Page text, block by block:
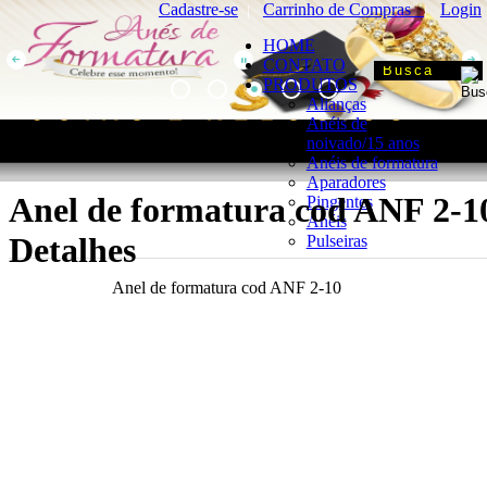
Cadastre-se Carrinho de Compras|
Login
HOME
CONTATO
PRODUTOS
Alianças
Anéis de
noivado/15 anos
Anéis de formatura
Aparadores
Pingentes
Anéis
Pulseiras
Anel de formatura cod ANF 2-
Detalhes
Anel de formatura cod ANF 2-10